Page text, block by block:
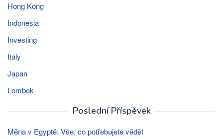
Hong Kong
Indonesia
Investing
Italy
Japan
Lombok
Poslední Příspěvek
Měna v Egyptě: Vše, co potřebujete vědět